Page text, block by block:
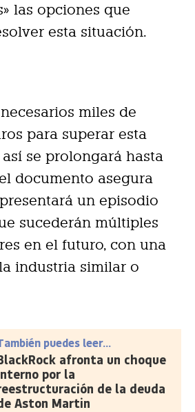
las opciones que
esta situación.
miles de
para superar esta
se prolongará hasta
documento asegura
un episodio
sucederán múltiples
en el futuro, con una
industria similar o
puedes leer...
afronta un choque
por la
de la deuda
Aston Martin